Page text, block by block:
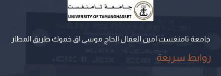
جامعة تامنغست امين العقال الحاج موسى اق خموك طريق المطار
روابط سريعة